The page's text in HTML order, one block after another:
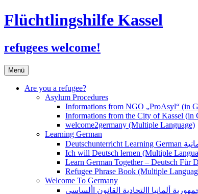
Flüchtlingshilfe Kassel
refugees welcome!
Menü Zum
Inhalt
springen
Are you a refugee?
Asylum Procedures
Informations from NGO „ProAsyl“ (in
Informations from the City of Kassel (in
welcome2germany (Multiple Language)
Learning German
Ich will Deutsch lernen (Multiple
Learn German Together – Deutsch Für
Refugee Phrase Book (Multiple
Welcome To Germany